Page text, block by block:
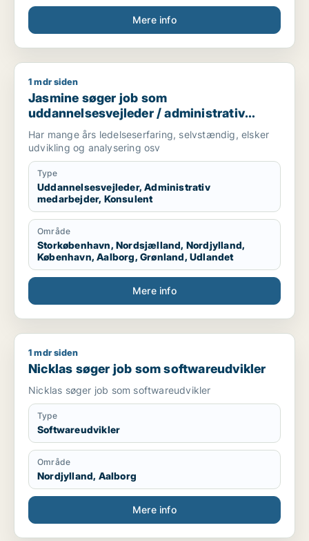
Mere info
Jasmine søger job som uddannelsesvejleder / administrativ
1 mdr siden
Jasmine søger job som
uddannelsesvejleder / administrativ
medarbejder / konsulent
Har mange års ledelseserfaring, selvstændig, elsker
udvikling og analysering osv
Type
Uddannelsesvejleder, Administrativ
medarbejder, Konsulent
Område
Storkøbenhavn, Nordsjælland, Nordjylland,
København, Aalborg, Grønland, Udlandet
Mere info
Nicklas søger job som softwareudvikler
1 mdr siden
Nicklas søger job som softwareudvikler
Nicklas søger job som softwareudvikler
Type
Softwareudvikler
Område
Nordjylland, Aalborg
Mere info